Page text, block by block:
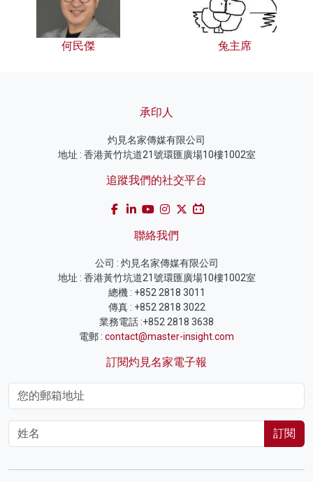
何民傑 兔主席
承印人
灼見名家傳媒有限公司
地址 : 香港黃竹坑道21號環匯廣場10樓1002室
追蹤我們的社交平台
聯絡我們
公司 : 灼見名家傳媒有限公司
地址 : 香港黃竹坑道21號環匯廣場10樓1002室
總機 : +852 2818 3011
傳真 : +852 2818 3022
業務電話 :+852 2818 3638
電郵 : contact@master-insight.com
訂閱灼見名家電子報
訂閱